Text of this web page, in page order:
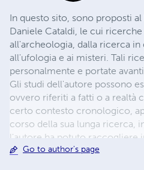
In questo sito, sono proposti
Daniele Cataldi, le cui
all'archeologia, dalla ricerca
all'ufologia e ai misteri. Tali
personalmente e portate
Gli studi dell'autore possono
ovvero riferiti a fatti o a realtà
certo contesto cronologico,
corso della sua lunga ricerca,
l'autore ha potuto raccogliere
testimonianze su un passato
Go to author's page